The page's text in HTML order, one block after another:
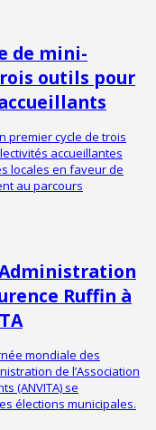
de mini-
outils pour
premier cycle de trois
accueillantes
locales en faveur de
au parcours
Ruffin à
mondiale des
de l’Association
(ANVITA) se
élections municipales.